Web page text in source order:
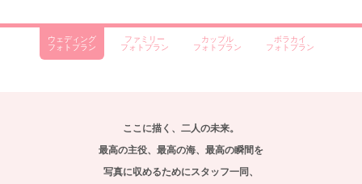
ウェディング
フォトプラン
ファミリー
フォトプラン
カップル
フォトプラン
ボラカイ
フォトプラン
ここに描く、二人の未来。
最高の主役、最高の海、最高の瞬間を
写真に収めるためにスタッフ一同、